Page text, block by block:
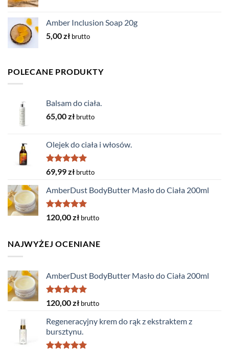
Amber Inclusion Soap 20g
5,00zł brutto
POLECANE PRODUKTY
Balsam do ciała.
65,00zł brutto
Olejek do ciała i włosów.
Oceniono
5.00
69,99zł brutto
AmberDust BodyButter Masło do Ciała 200ml
Oceniono
5.00na 5
120,00zł brutto
NAJWYŻEJ OCENIANE
AmberDust BodyButter Masło do Ciała 200ml
Oceniono
5.00na 5
120,00zł brutto
Regeneracyjny krem do rąk z ekstraktem z
bursztynu.